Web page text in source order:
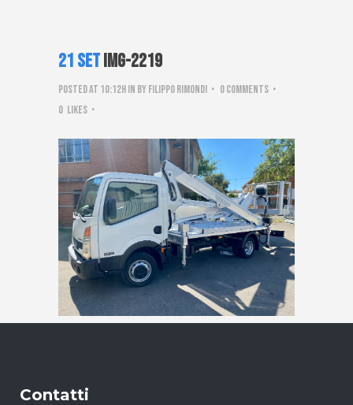
21 SetIMG-2219
Posted at 10:12hin by Filippo Rimondi
0 Comments
0 Likes
Contatti